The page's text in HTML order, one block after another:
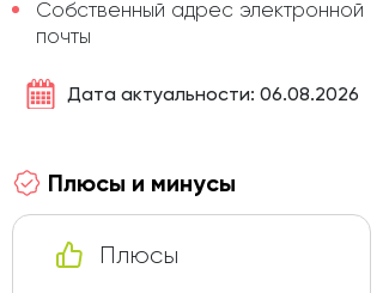
Собственный адрес электронной
почты
Дата актуальности: 06.08.2026
Плюсы и минусы
Плюсы